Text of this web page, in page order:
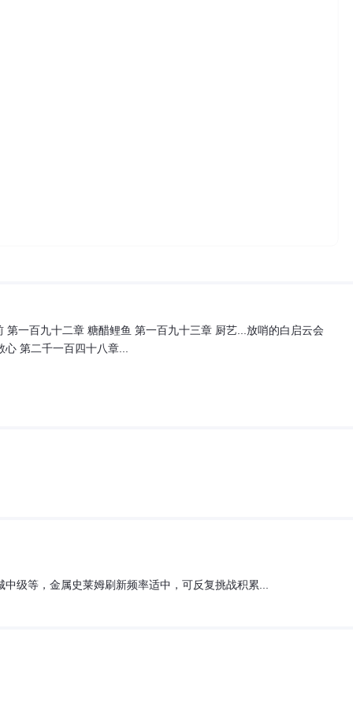
一百九十二章 糖醋鲤鱼 第一百九十三章 厨艺...放哨的白启云会
第二千一百四十八章...
级等，金属史莱姆刷新频率适中，可反复挑战积累...